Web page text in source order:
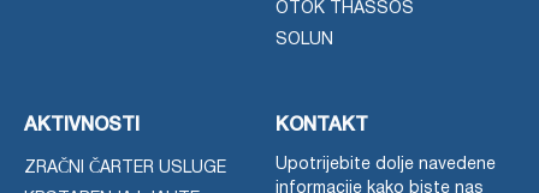
OTOK THASSOS
SOLUN
AKTIVNOSTI
ZRAČNI ČARTER USLUGE
KONTAKT
Upotrijebite dolje navedene
informacije kako biste nas